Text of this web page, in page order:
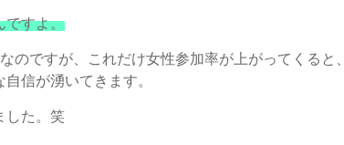
ですよ。
ですが、これだけ女性参加率が上がってくると、
信が湧いてきます。
した。笑